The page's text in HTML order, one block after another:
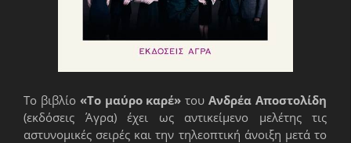
Το βιβλίο «Το μαύρο καρέ» τουΑνδρέα Αποστολίδη
(εκδόσεις Άγρα) έχει ως αντικείμενο μελέτης τις
αστυνομικές σειρές και την τηλεοπτική άνοιξη μετά το